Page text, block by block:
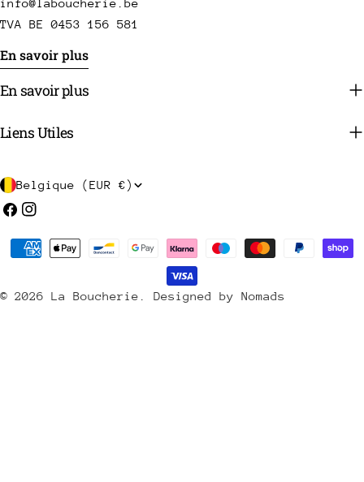
info@laboucherie.be
TVA BE 0453 156 581
En savoir plus
En savoir plus
Liens Utiles
P
a
/
Belgique (EUR €)
Facebook
Instagram
© 2026 La Boucherie Designed by Nomads
Méthodes
payement